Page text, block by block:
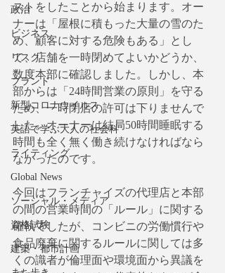
政治
ビジネス
リスク
ブランド
新型コロナウイルス
英語で学ぶ大人の社会科
ライティング
Global News
ソーシャル・メディア
資格試験
建築・都市計画
ストをしたことから始まります。オー
ナーは「屋根に積もった大量の雪のた
め、顧客に対する危険もある」とし
て、店舗を一時閉めてよいかどうか、
数度本部に確認しました。しかし、本
部からは「24時間営業の原則」を守る
ため、一時閉店の許可は下りませんで
した。オーナーは結局50時間睡眠する
時間も全く無く働き続けなければなら
なかったのです。
今回はフランチャイズの代理店と本部
の間の営業時間の「ルール」に関する
確執でしたが、コンビニの労働慣行や
食品廃棄に関するルールに関しては多
くの識者が倫理面や環境面から異議を